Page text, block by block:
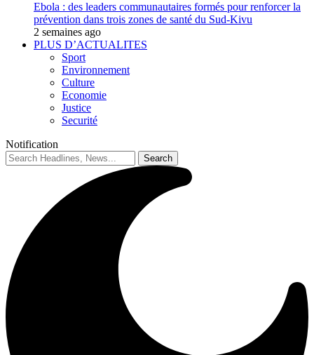
Ebola : des leaders communautaires formés pour renforcer la
prévention dans trois zones de santé du Sud-Kivu
2 semaines ago
PLUS D’ACTUALITES
Sport
Environnement
Culture
Economie
Justice
Securité
Notification